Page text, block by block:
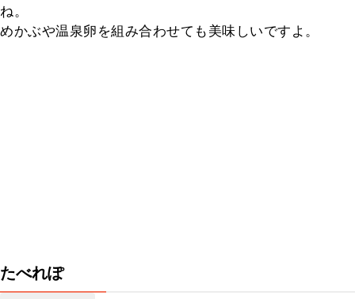
ね。
めかぶや温泉卵を組み合わせても美味しいですよ。
たべれぽ